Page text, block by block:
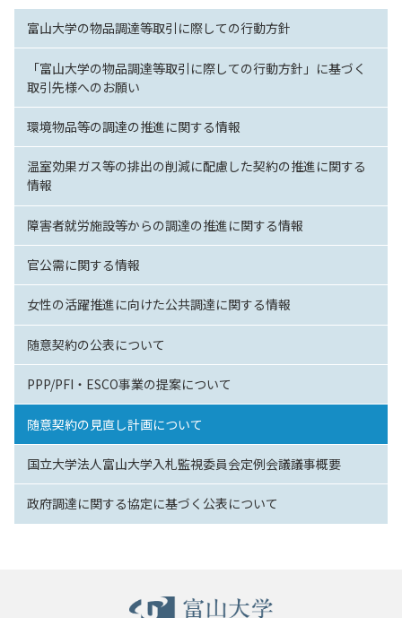
研究・産学官連携
国際交流・留学
富山大学の物品調達等取引に際しての行動方針
「富山大学の物品調達等取引に際しての行動方針」に基づく
取引先様へのお願い
環境物品等の調達の推進に関する情報
温室効果ガス等の排出の削減に配慮した契約の推進に関する
情報
障害者就労施設等からの調達の推進に関する情報
官公需に関する情報
女性の活躍推進に向けた公共調達に関する情報
随意契約の公表について
PPP/PFI・ESCO事業の提案について
随意契約の見直し計画について
国立大学法人富山大学入札監視委員会定例会議議事概要
政府調達に関する協定に基づく公表について